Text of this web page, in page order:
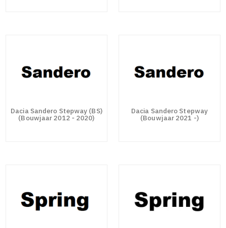
Dacia Sandero Stepway (BS)
(Bouwjaar 2012 - 2020)
Dacia Sandero Stepway
(Bouwjaar 2021 -)